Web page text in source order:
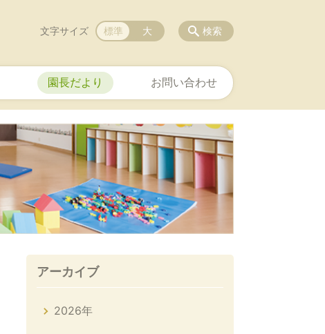
園長だより お問い合わせ
検索
文字サイズ 標準 大
アーカイブ
2026年